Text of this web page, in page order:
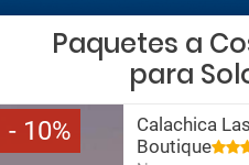
Paquetes a
para
10
Calachica
Boutique